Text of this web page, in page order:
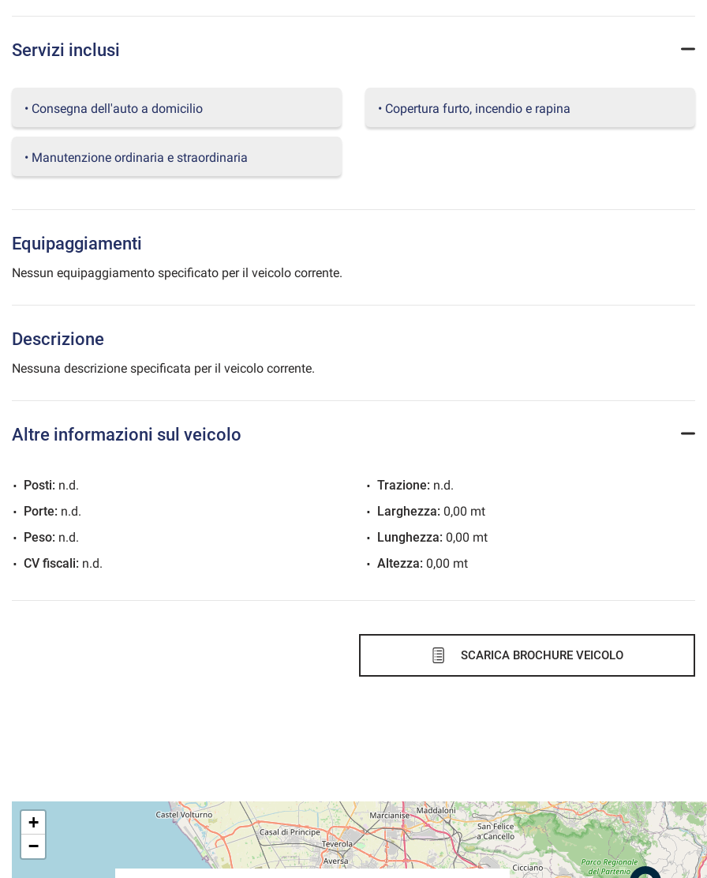
Servizi inclusi
• Consegna dell'auto a domicilio • Copertura furto, incendio e rapina
• Manutenzione ordinaria e straordinaria
Equipaggiamenti
Nessun equipaggiamento specificato per il veicolo corrente.
Descrizione
Nessuna descrizione specificata per il veicolo corrente.
Altre informazioni sul veicolo
Posti: n.d.
Porte: n.d.
Peso: n.d.
CV fiscali: n.d.
Trazione: n.d.
Larghezza: 0,00 mt
Lunghezza: 0,00 mt
Altezza: 0,00 mt
SCARICA BROCHURE VEICOLO
+
−
questi
di
alla
Puoi
tue
scelte
in
Cookie necessari
Cookie delle preferenze
Cookie per il miglioramento dell'esperienza utente